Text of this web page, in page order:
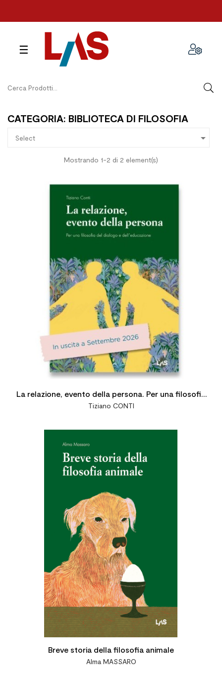
navigazione
☰
CATEGORIA: BIBLIOTECA DI FILOSOFIA
Select 
Mostrando 1-2 di 2 element(s)
La relazione, evento della persona. Per una filosofia
del dialogo e dell’educazione
Tiziano CONTI
Breve storia della filosofia animale
Alma MASSARO